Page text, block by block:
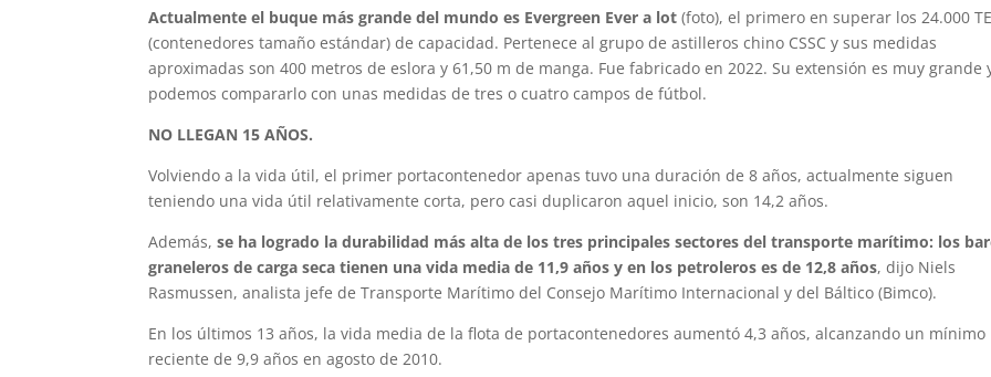
Actualmente el buque más grande del mundo es Evergreen Ever a lot (foto), el primero en superar los 24.000
(contenedores tamaño estándar) de capacidad. Pertenece al grupo de astilleros chino CSSC y sus medidas
aproximadas son 400 metros de eslora y 61,50 m de manga. Fue fabricado en 2022. Su extensión es muy grande
podemos compararlo con unas medidas de tres o cuatro campos de fútbol.
NO LLEGAN 15 AÑOS.
Volviendo a la vida útil, el primer portacontenedor apenas tuvo una duración de 8 años, actualmente siguen
teniendo una vida útil relativamente corta, pero casi duplicaron aquel inicio, son 14,2 años.
Además,se ha logrado la durabilidad más alta de los tres principales sectores del transporte marítimo: los
graneleros de carga seca tienen una vida media de 11,9 años y en los petroleros es de 12,8 años, dijo Niels
Rasmussen, analista jefe de Transporte Marítimo del Consejo Marítimo Internacional y del Báltico (Bimco).
En los últimos 13 años, la vida media de la flota de portacontenedores aumentó 4,3 años, alcanzando un mínimo
reciente de 9,9 años en agosto de 2010.